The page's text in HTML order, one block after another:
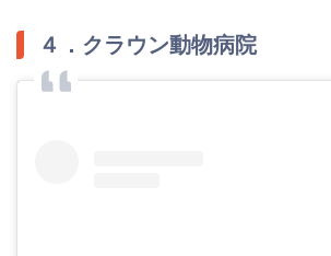
４．クラウン動物病院